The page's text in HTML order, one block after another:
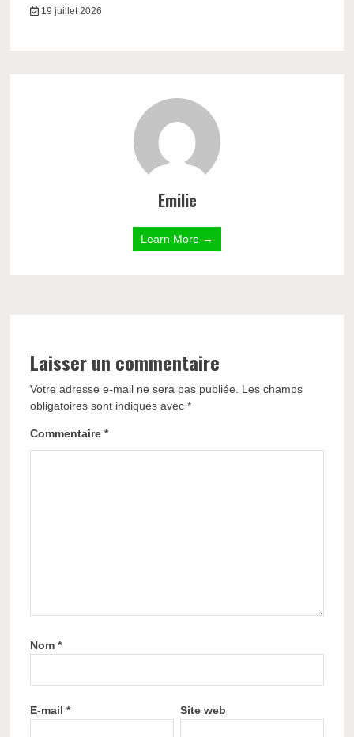
19 juillet 2026
Emilie
Learn More →
Laisser un commentaire
Votre adresse e-mail ne sera pas publiée.
Les champs
obligatoires sont indiqués avec*
Commentaire*
Nom*
E-mail* Site web